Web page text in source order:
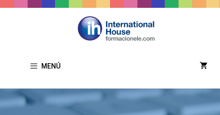
Saltar
MENÚ